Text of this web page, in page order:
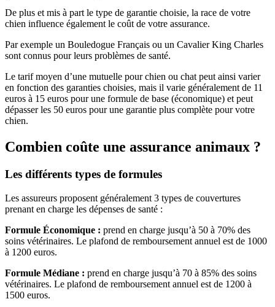
De plus et mis à part le type de garantie choisie, la race de votre
chien influence également le coût de votre assurance.
Par exemple un Bouledogue Français ou un Cavalier King Charles
sont connus pour leurs problèmes de santé.
Le tarif moyen d’une mutuelle pour chien ou chat peut ainsi varier
en fonction des garanties choisies, mais il varie généralement de 11
euros à 15 euros pour une formule de base (économique) et peut
dépasser les 50 euros pour une garantie plus complète pour votre
chien.
Combien coûte une assurance animaux ?
Les différents types de formules
Les assureurs proposent généralement 3 types de couvertures
prenant en charge les dépenses de santé :
Formule Économique : prend en charge jusqu’à 50 à 70% des
soins vétérinaires. Le plafond de remboursement annuel est de 1000
à 1200 euros.
Formule Médiane : prend en charge jusqu’à 70 à 85% des soins
vétérinaires. Le plafond de remboursement annuel est de 1200 à
1500 euros.